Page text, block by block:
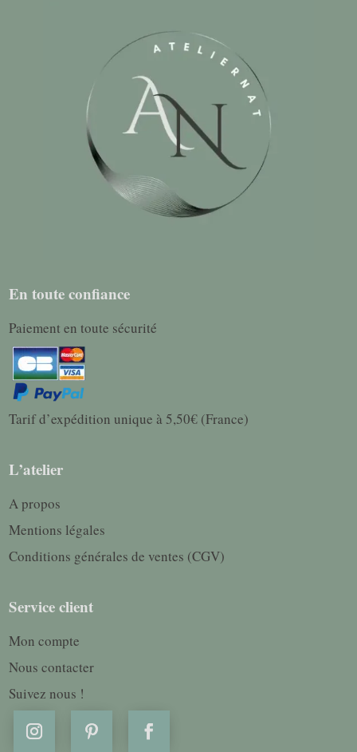
En toute confiance
Paiement en toute sécurité
Tarif d’expédition unique à 5,50€ (France)
L’atelier
A propos
Mentions légales
Conditions générales de ventes (CGV)
Service client
Mon compte
Nous contacter
Suivez nous !